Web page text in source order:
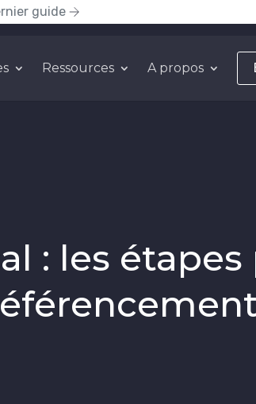
guide
Ressources A propos
: les